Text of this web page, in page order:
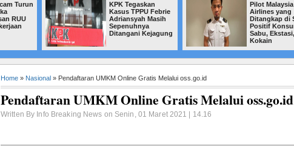
KPK Tegaskan
Kasus TPPU Febrie
Adriansyah Masih
Sepenuhnya
Ditangani Kejagung
Pilot Malaysia
Airlines yang
Ditangkap di Soetta
Positif Konsumsi
Sabu, Ekstasi, dan
Kokain
Home » Nasional » Pendaftaran UMKM Online Gratis Melalui oss.go.id
Pendaftaran UMKM Online Gratis Melalui oss.go.id
Written By Info Breaking News on Senin, 01 Maret 2021 | 14.16